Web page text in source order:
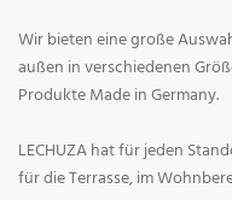
Wir bieten eine große
außen in verschiedenen
Produkte Made in Germany.
LECHUZA hat für jeden
für die Terrasse, im